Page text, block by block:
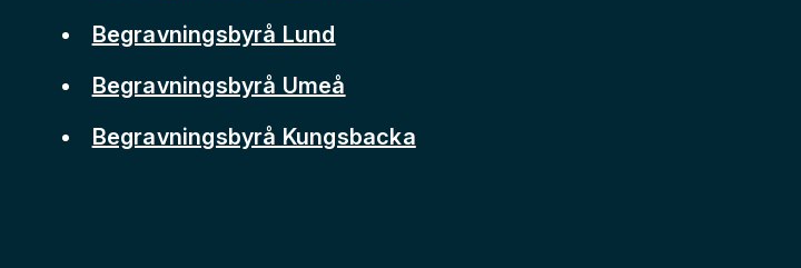
Begravningsbyrå Lund
Begravningsbyrå Umeå
Begravningsbyrå Kungsbacka